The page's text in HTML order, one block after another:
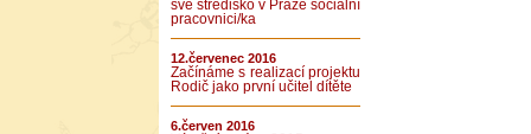
své středisko v Praze sociální
pracovnici/ka
12.červenec 2016
Začínáme s realizací projektu
Rodič jako první učitel dítěte
6.červen 2016